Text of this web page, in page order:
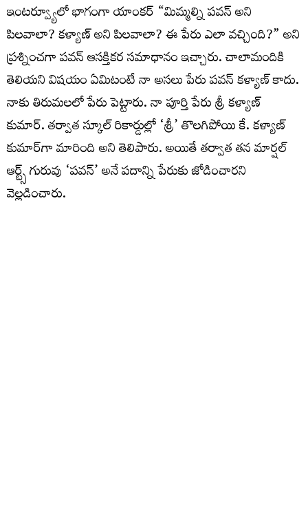
ఇంటర్వ్యూలో భాగంగా యాంకర్ “మిమ్మల్ని పవన్ అని
పిలవాలా? కళ్యాణ్ అని పిలవాలా? ఈ పేరు ఎలా వచ్చింది?” అని
ప్రశ్నించగా పవన్ ఆసక్తికర సమాధానం ఇచ్చారు. చాలామందికి
తెలియని విషయం ఏమిటంటే నా అసలు పేరు పవన్ కళ్యాణ్ కాదు.
నాకు తిరుమలలో పేరు పెట్టారు. నా పూర్తి పేరు శ్రీ కళ్యాణ్
కుమార్. తర్వాత స్కూల్ రికార్డుల్లో ‘శ్రీ’ తొలగిపోయి కే. కళ్యాణ్
కుమార్‌గా మారింది అని తెలిపారు. అయితే తర్వాత తన మార్షల్
ఆర్ట్స్ గురువు ‘పవన్’ అనే పదాన్ని పేరుకు జోడించారని
వెల్లడించారు.